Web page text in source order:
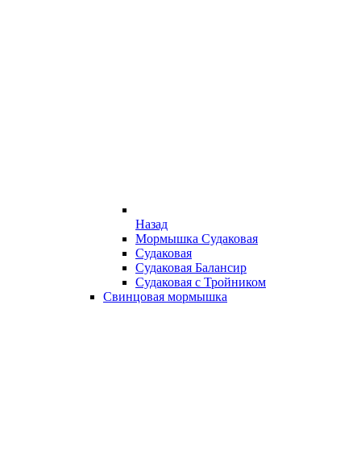
Назад
Мормышка Судаковая
Судаковая
Судаковая Балансир
Судаковая с Тройником
Свинцовая мормышка